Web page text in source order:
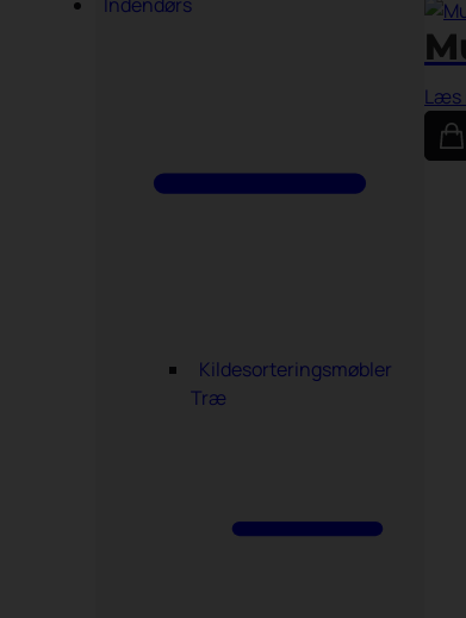
Kildesorteringsmøbler
Træ
Læs